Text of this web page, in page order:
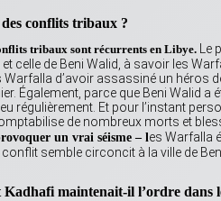
conflits tribaux ?
tribaux sont récurrents en Libye. Le
celle de Beni Walid, à savoir les
Warfalla d’avoir assassiné un héros
Également, parce que Beni Walid
régulièrement. Et pour l’instant
de nombreux morts et
un vrai séisme – les Warfalla
conflit semble circoncit à la ville de
Kadhafi maintenait-il l’ordre dans